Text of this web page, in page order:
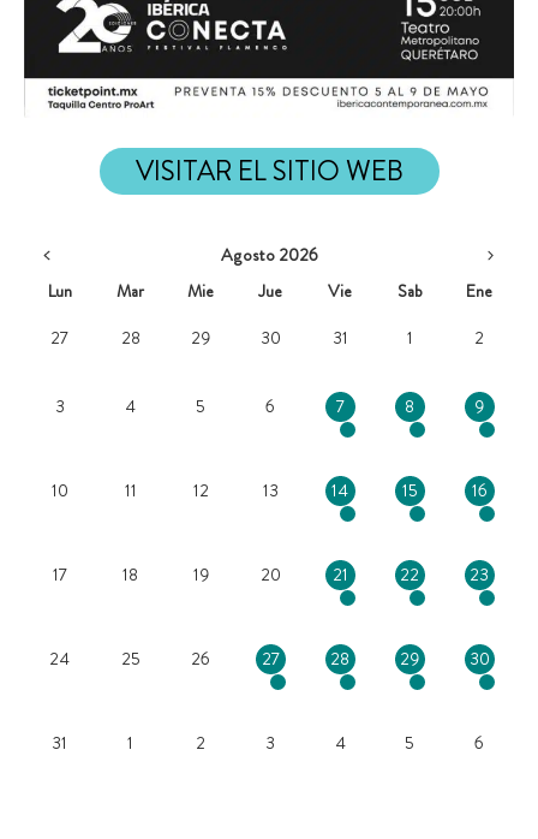
VISITAR EL SITIO WEB
Agosto 2026
Lun
Mar Mie Jue Vie Sab
Ene
27
28 29 30 31 1 2
3 4 5 6 7 8 9
10 11 12 13 14 15 16
17 18 19 20 21 22 23
24 25 26 27 28 29 30
31 1 2 3 4 5 6